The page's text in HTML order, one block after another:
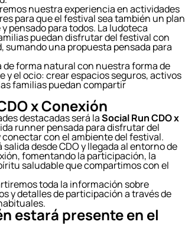
nuestra experiencia en actividades
para que el festival sea también un plan
pensado para todos. La ludoteca
puedan disfrutar del festival con
sumando una propuesta pensada para
de forma natural con nuestra forma de
y el ocio: crear espacios seguros, activos
familias puedan compartir
x Conexión
destacadas será laSocial Run CDO x
runner pensada para disfrutar del
con el ambiente del festival.
desde CDO y llegada al entorno de
fomentando la participación, la
saludable que compartimos con el
toda la información sobre
y detalles de participación a través de
estará presente en el